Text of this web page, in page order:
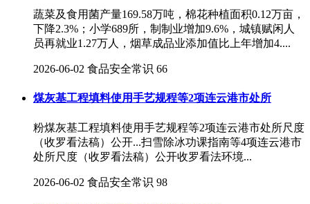
蔬菜及食用菌产量169.58万吨，棉花种植面积0.12万亩，
下降2.3%；小学689所，制制业增加9.6%，城镇赋闲人
员再就业1.27万人，烟草成品业添加值比上年增加4....
2026-06-02 食品安全常识 66
煤灰基工程填料使用手艺规程等2项连云港市处所
粉煤灰基工程填料使用手艺规程等2项连云港市处所尺度
（收罗看法稿）公开...扫雪除冰功课指南等4项连云港市
处所尺度（收罗看法稿）公开收罗看法环境...
2026-06-02 食品安全常识 98